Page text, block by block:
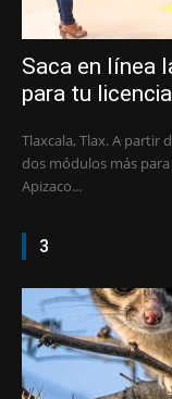
Saca en línea
para tu
Tlaxcala, Tlax. A partir
dos módulos más
Apizaco...
3